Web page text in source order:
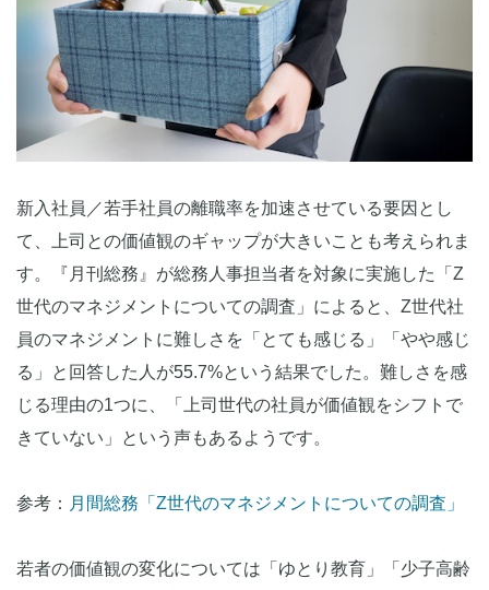
新入社員／若手社員の離職率を加速させている要因とし
て、上司との価値観のギャップが大きいことも考えられま
す。『月刊総務』が総務人事担当者を対象に実施した「Z
世代のマネジメントについての調査」によると、Z世代社
員のマネジメントに難しさを「とても感じる」「やや感じ
る」と回答した人が55.7%という結果でした。難しさを感
じる理由の1つに、「上司世代の社員が価値観をシフトで
きていない」という声もあるようです。
参考： 月間総務「Z世代のマネジメントについての調査」
若者の価値観の変化については「ゆとり教育」「少子高齢